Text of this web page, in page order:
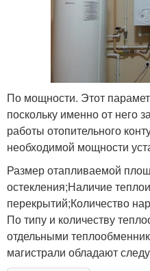
По мощности. Этот
поскольку именно от него
работы отопительного
необходимой мощности
Размер отапливаемой
остекления;Наличие
перекрытий;Количество
По типу и количеству
отдельными
магистрали обладают